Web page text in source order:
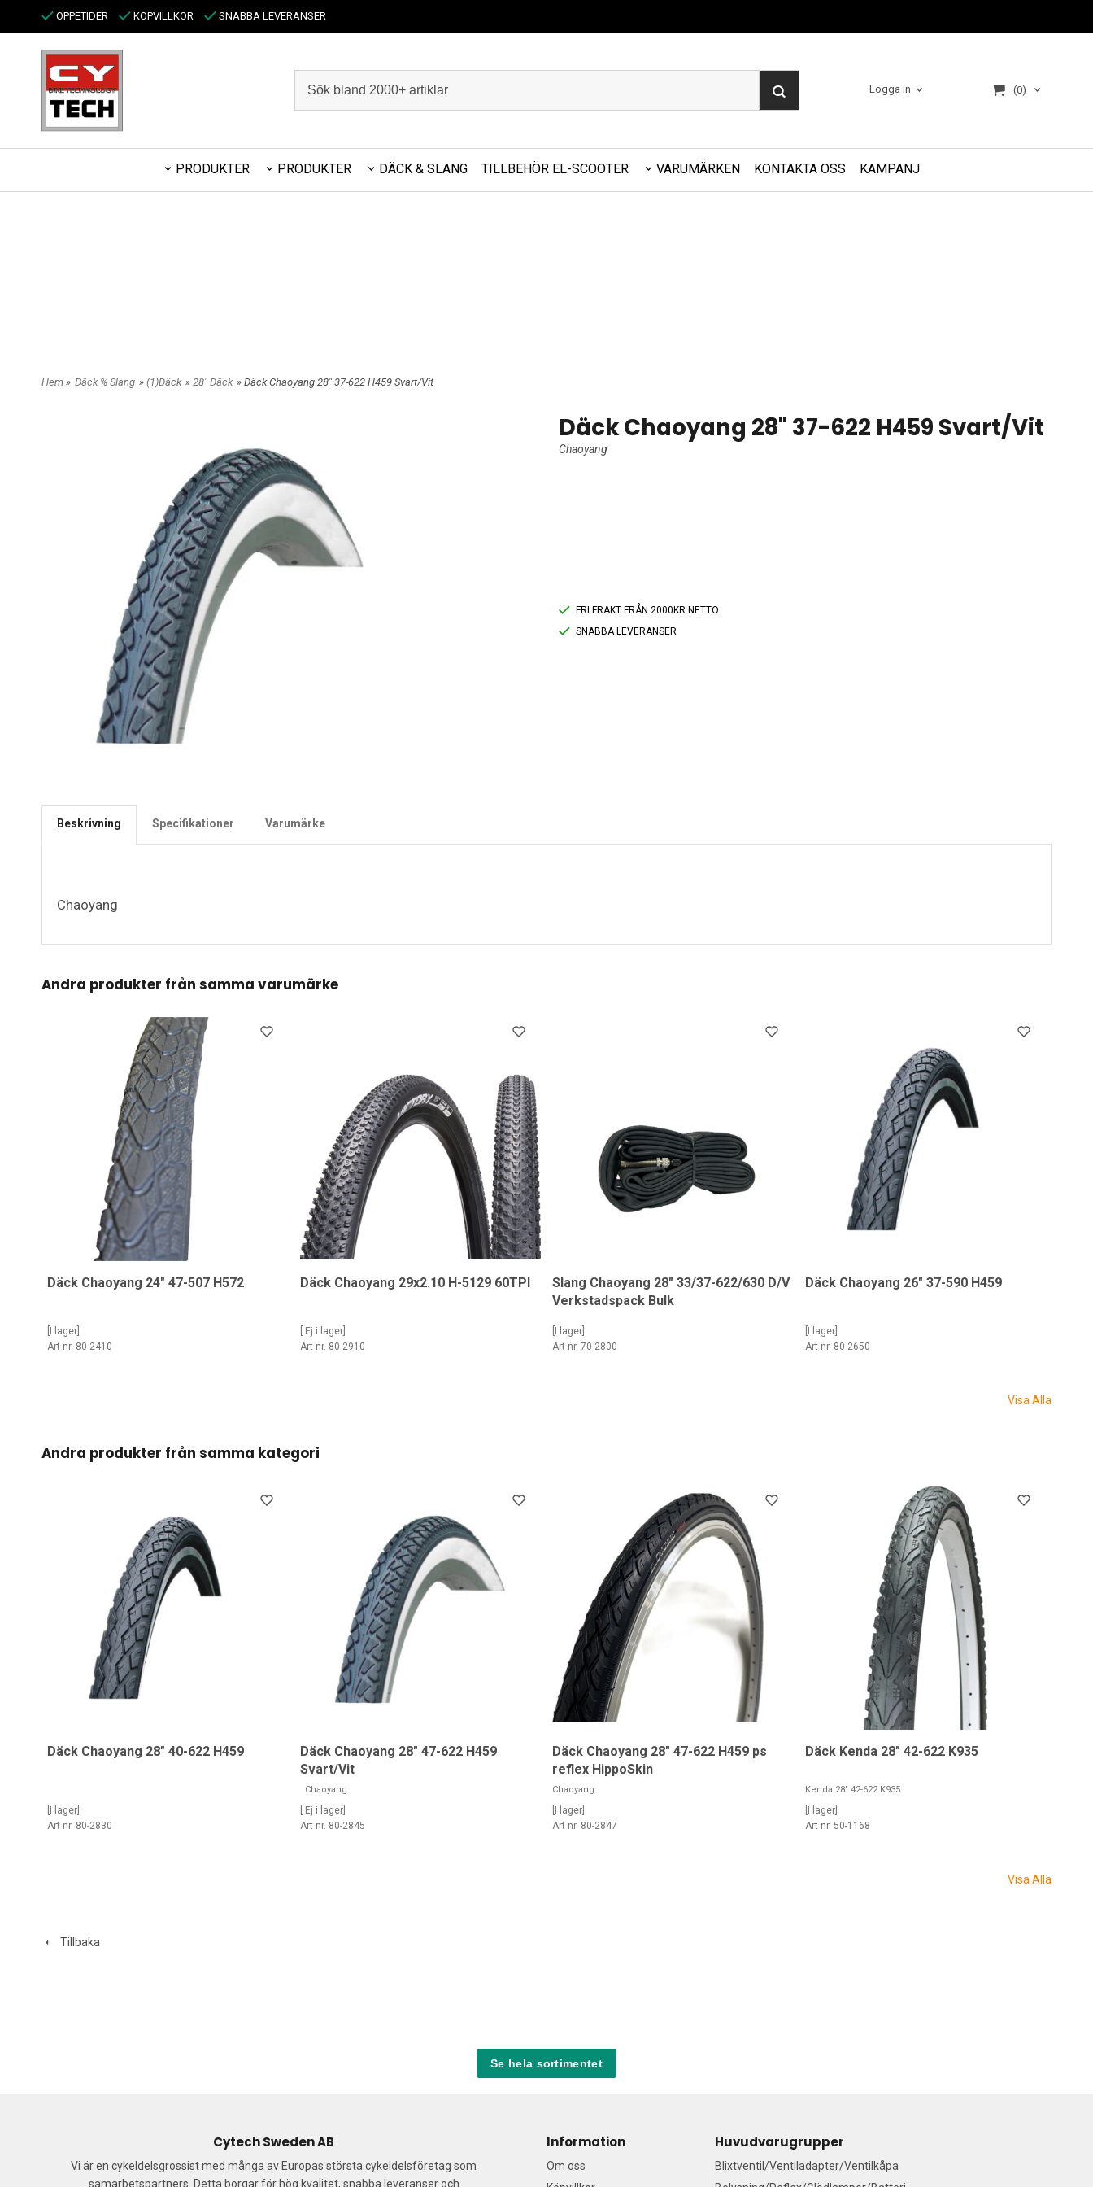
ÖPPETIDER KÖPVILLKOR SNABBA LEVERANSER
Logga in (0)
PRODUKTER PRODUKTER DÄCK & SLANG TILLBEHÖR EL-SCOOTER VARUMÄRKEN KONTAKTA OSS KAMPANJ
Hem » Däck % Slang » (1)Däck » 28" Däck » Däck Chaoyang 28" 37-622 H459 Svart/Vit
Däck Chaoyang 28" 37-622 H459 Svart/Vit
Chaoyang
FRI FRAKT FRÅN 2000KR NETTO
SNABBA LEVERANSER
Beskrivning Specifikationer Varumärke
Chaoyang
Andra produkter från samma varumärke
Däck Chaoyang 24" 47-507 H572
[I lager]
Art nr. 80-2410
Däck Chaoyang 29x2.10 H-5129 60TPI
[ Ej i lager]
Art nr. 80-2910
Slang Chaoyang 28" 33/37-622/630 D/V
Verkstadspack Bulk
[I lager]
Art nr. 70-2800
Däck Chaoyang 26" 37-590 H459
[I lager]
Art nr. 80-2650
Visa Alla
Andra produkter från samma kategori
Däck Chaoyang 28" 40-622 H459
[I lager]
Art nr. 80-2830
Däck Chaoyang 28" 47-622 H459
Svart/Vit
Chaoyang
[ Ej i lager]
Art nr. 80-2845
Däck Chaoyang 28" 47-622 H459 ps
reflex HippoSkin
Chaoyang
[I lager]
Art nr. 80-2847
Däck Kenda 28" 42-622 K935
Kenda 28" 42-622 K935
[I lager]
Art nr. 50-1168
Visa Alla
Tillbaka
Se hela sortimentet
Cytech Sweden AB
Vi är en cykeldelsgrossist med många av Europas största cykeldelsföretag som
samarbetspartners. Detta borgar för hög kvalitet, snabba leveranser och
Information
Om oss
Huvudvarugrupper
Blixtventil/Ventiladapter/Ventilkåpa